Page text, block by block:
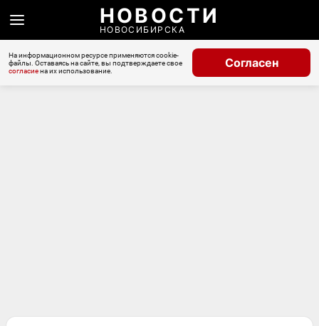
НОВОСТИ
НОВОСИБИРСКА
На информационном ресурсе применяются cookie-
файлы. Оставаясь на сайте, вы подтверждаете свое
согласиена их использование.
Согласен